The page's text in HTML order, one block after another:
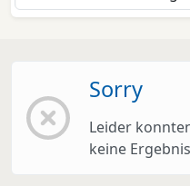
Sorry
Leider
keine